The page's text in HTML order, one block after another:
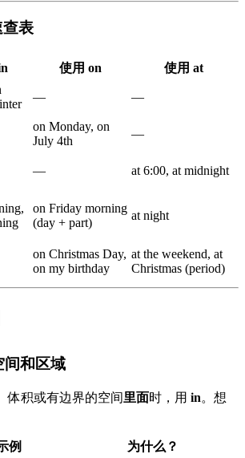
查表
使用 on 使用 at
— —
on Monday, on
July 4th
—
— at 6:00, at midnight
on Friday morning
(day + part)
at night
on Christmas Day,
on my birthday
at the weekend, at
Christmas (period)
间和区域
体积或有边界的空间里面时，用 in。想
例
为什么？